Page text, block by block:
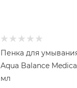
Пенка для
Aqua Balance
мл